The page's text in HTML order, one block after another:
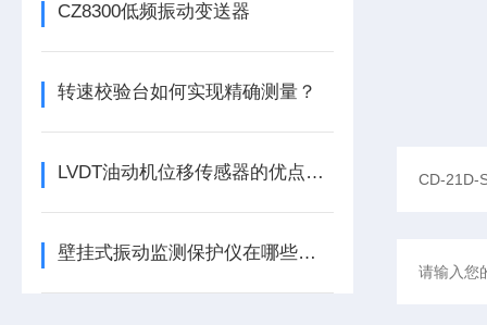
CZ8300低频振动变送器
转速校验台如何实现精确测量？
LVDT油动机位移传感器的优点分别有这几点
壁挂式振动监测保护仪在哪些领域有广泛应用？